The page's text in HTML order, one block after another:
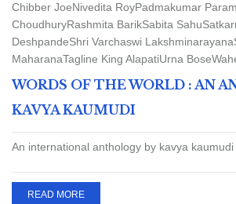
Chibber JoeNivedita RoyPadmakumar
ChoudhuryRashmita BarikSabita Sahu
DeshpandeShri Varchaswi Lakshminarayana
MaharanaTagline King AlapatiUrna Bose
WORDS OF THE WORLD : AN
KAVYA KAUMUDI
An international anthology by kavya kaumudi
READ MORE